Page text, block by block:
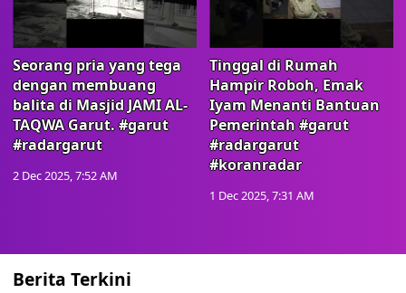
Seorang pria yang tega
dengan membuang
balita di Masjid JAMI AL-
TAQWA Garut. #garut
#radargarut
2 Dec 2025, 7:52 AM
Tinggal di Rumah
Hampir Roboh, Emak
Iyam Menanti Bantuan
Pemerintah #garut
#radargarut
#koranradar
1 Dec 2025, 7:31 AM
Berita Terkini